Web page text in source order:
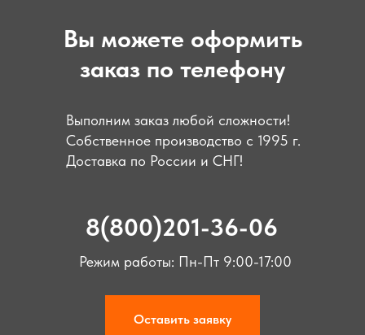
Вы можете оформить
заказ по телефону
Выполним заказ любой сложности!
Собственное производство с 1995 г.
Доставка по России и СНГ!
8(800)201-36-06
Режим работы: Пн-Пт 9:00-17:00
Оставить заявку